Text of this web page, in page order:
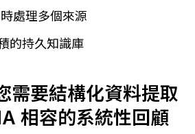
處理多個來源
的持久知識庫
要結構化資料提取
相容的系統性回顧